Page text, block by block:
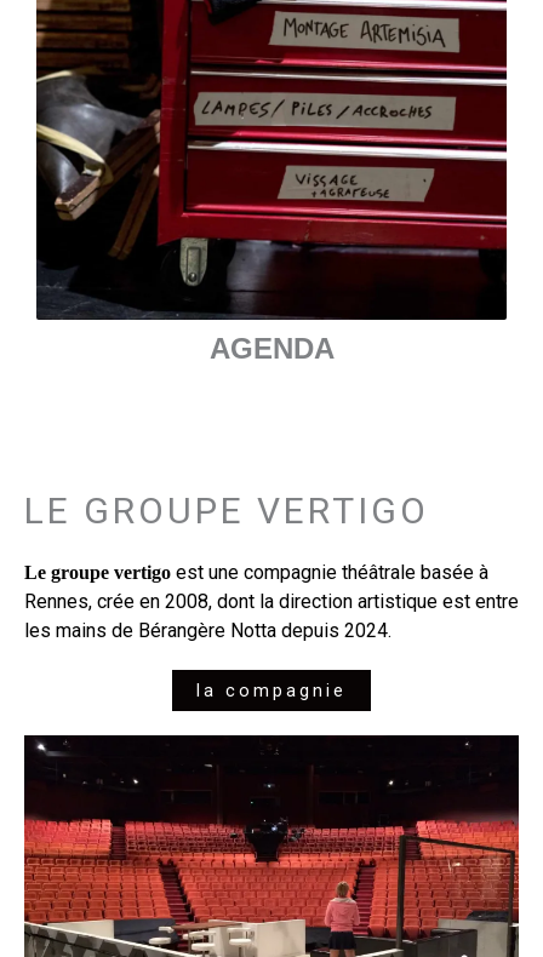
AGENDA
LE GROUPE VERTIGO
Le groupe vertigo est une compagnie théâtrale basée à
Rennes, crée en 2008, dont la direction artistique est entre
les mains de Bérangère Notta depuis 2024.
la compagnie